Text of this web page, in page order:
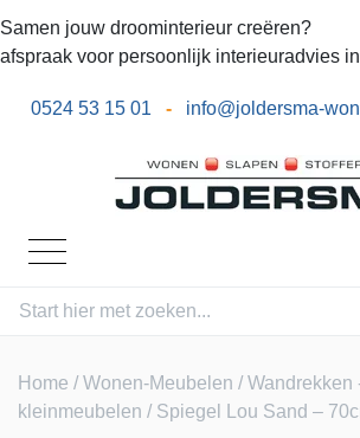
Samen jouw droominterieur creëren?
afspraak voor persoonlijk interieuradvies
0524 53 15 01 - info@joldersma-
Home /Wonen-Meubelen /Wandrekken
kleinmeubelen / Spiegel Lou Sand –